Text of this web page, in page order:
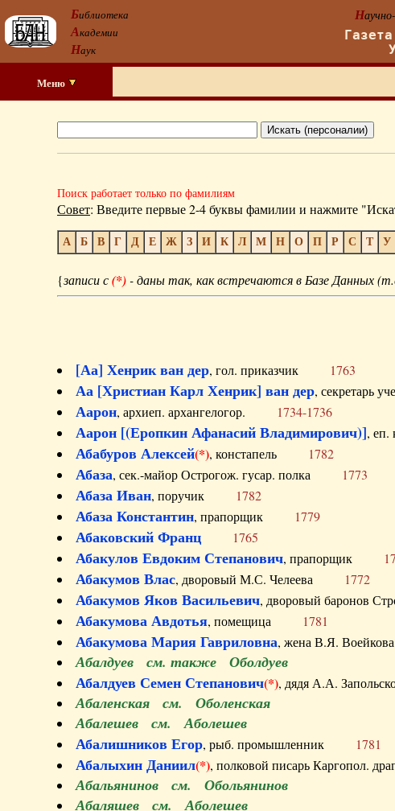
Библиотека
Академии
Наук
Научно-
Меню
Поиск работает только по фамилиям
Совет: Введите первые 2-4 буквы фамилии и нажмите
А Б В Г Д Е Ж З И К Л М Н О П Р С Т У
{записи с(*)- даны так, как встречаются в Базе Данных
[Аа] Хенрик ван дер, гол. приказчик 1763
Аа [Христиан Карл Хенрик] ван дер, секретарь
Аарон, архиеп. архангелогор. 1734-1736
Аарон [(Еропкин Афанасий Владимирович)],
Абабуров Алексей(*), констапель 1782
Абаза, сек.-майор Острогож. гусар. полка 1773
Абаза Иван, поручик 1782
Абаза Константин, прапорщик 1779
Абаковский Франц 1765
Абакулов Евдоким Степанович, прапорщик
Абакумов Влас, дворовый М.С. Челеева 1772
Абакумов Яков Васильевич, дворовый баронов
Абакумова Авдотья, помещица 1781
Абакумова Мария Гавриловна, жена В.Я.
Абалдуев см. также Оболдуев
Абалдуев Семен Степанович(*), дядя А.А.
Абаленская см. Оболенская
Абалешев см. Аболешев
Абалишников Егор, рыб. промышленник 1781
Абалыхин Даниил(*), полковой писарь Каргопол.
Абальянинов см. Обольянинов
Абаляшев см. Аболешев